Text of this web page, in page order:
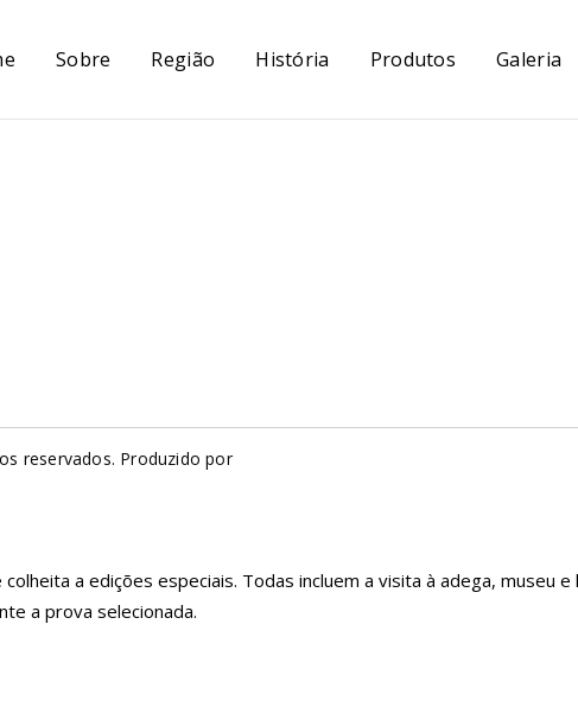
Sobre Região História Produtos Galeria
reservados. Produzido por
a edições especiais. Todas incluem a visita à adega, museu e
a prova selecionada.